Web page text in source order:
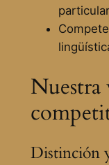
Nuestra
Distinción